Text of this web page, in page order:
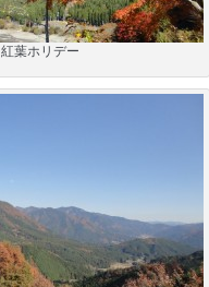
紅葉ホリデー